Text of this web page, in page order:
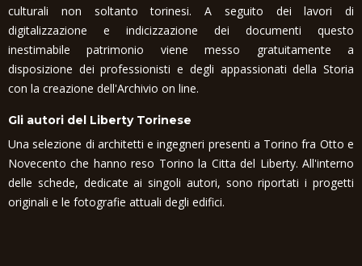
culturali non soltanto torinesi. A seguito dei lavori di
digitalizzazione e indicizzazione dei documenti questo
inestimabile patrimonio viene messo gratuitamente a
disposizione dei professionisti e degli appassionati della Storia
con la creazione dell'Archivio on line.
Gli autori del Liberty Torinese
Una selezione di architetti e ingegneri presenti a Torino fra Otto e
Novecento che hanno reso Torino la Citta del Liberty. All'interno
delle schede, dedicate ai singoli autori, sono riportati i progetti
originali e le fotografie attuali degli edifici.